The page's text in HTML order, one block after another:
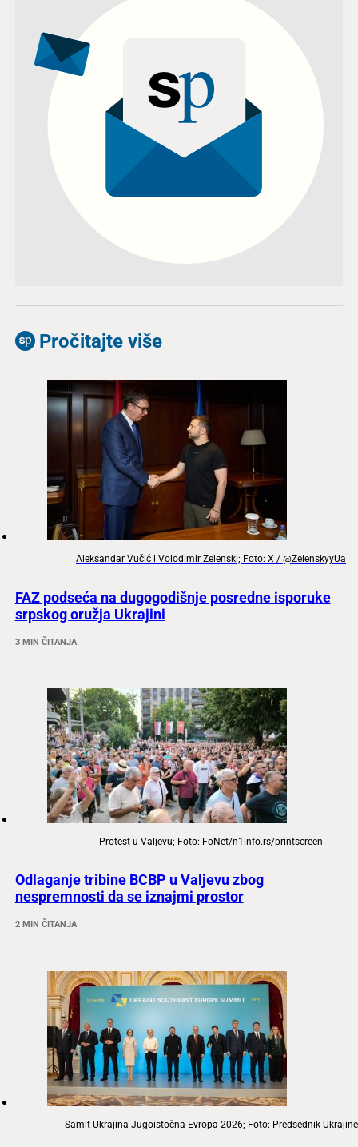
Pročitajte više
Aleksandar Vučić i Volodimir Zelenski; Foto: X / @ZelenskyyUa
FAZ podseća na dugogodišnje posredne isporuke
srpskog oružja Ukrajini
3 MIN ČITANJA
Protest u Valjevu; Foto: FoNet/n1info.rs/printscreen
Odlaganje tribine BCBP u Valjevu zbog
nespremnosti da se iznajmi prostor
2 MIN ČITANJA
Samit Ukrajina-Jugoistočna Evropa 2026; Foto: Predsednik Ukrajine